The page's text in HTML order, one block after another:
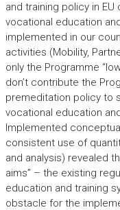
and training policy in
vocational education
implemented in our
activities (Mobility,
only the Programme
don’t contribute the
premeditation policy to
vocational education
Implemented
consistent use of
and analysis) revealed
aims” – the existing
education and training
obstacle for the